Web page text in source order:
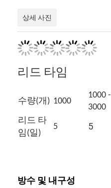
저희와 연락
뉴스
석영 손목 시계
상세 사진
리드 타임
수량(개) 1000
1000 -
3000
리드 타
임(일)
5 5
방수 및 내구성